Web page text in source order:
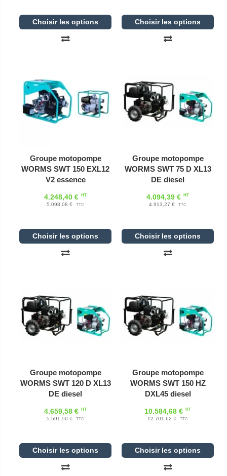
Choisir les options Choisir les options
Groupe motopompe
WORMS SWT 150 EXL12
V2 essence
4.248,40 € HT
5.098,08 € TTC
Choisir les options
Groupe motopompe
WORMS SWT 75 D XL13
DE diesel
4.094,39 € HT
4.913,27 € TTC
Choisir les options
Groupe motopompe
WORMS SWT 120 D XL13
DE diesel
4.659,58 € HT
5.591,50 € TTC
Choisir les options
Groupe motopompe
WORMS SWT 150 HZ
DXL45 diesel
10.584,68 € HT
12.701,62 € TTC
Choisir les options